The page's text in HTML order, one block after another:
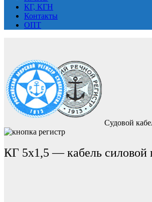
КГ, КГН
Контакты
ОПТ
Судовой
КГ 5х1,5 — кабель силовой